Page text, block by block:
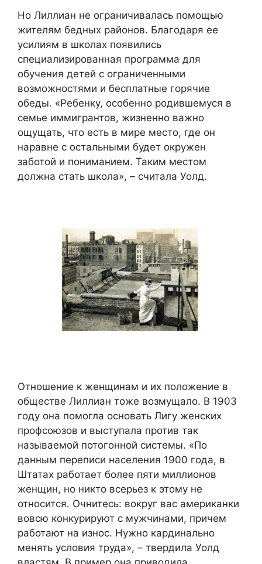
Но Лиллиан не ограничивалась помощью
жителям бедных районов. Благодаря ее
усилиям в школах появились
специализированная программа для
обучения детей с ограниченными
возможностями и бесплатные горячие
обеды. «Ребенку, особенно родившемуся в
семье иммигрантов, жизненно важно
ощущать, что есть в мире место, где он
наравне с остальными будет окружен
заботой и пониманием. Таким местом
должна стать школа», – считала Уолд.
Отношение к женщинам и их положение в
обществе Лиллиан тоже возмущало. В 1903
году она помогла основать Лигу женских
профсоюзов и выступала против так
называемой потогонной системы. «По
данным переписи населения 1900 года, в
Штатах работает более пяти миллионов
женщин, но никто всерьез к этому не
относится. Очнитесь: вокруг вас американки
вовсю конкурируют с мужчинами, причем
работают на износ. Нужно кардинально
менять условия труда», – твердила Уолд